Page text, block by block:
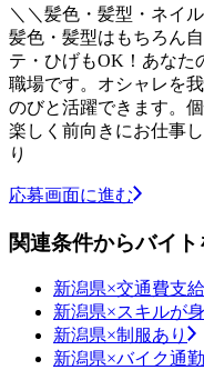
＼＼髪色・髪型・ネイ
髪色・髪型はもちろん
テ・ひげもOK！あなた
職場です。オシャレを
のびと活躍できます。
楽しく前向きにお仕事
り
応募画面に進む
関連条件からバイ
新潟県×交通費支給
新潟県×スキルが
新潟県×制服あり
新潟県×バイク通